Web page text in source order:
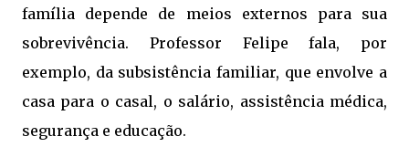
família depende de meios externos para sua
sobrevivência. Professor Felipe fala, por
exemplo, da subsistência familiar, que envolve a
casa para o casal, o salário, assistência médica,
segurança e educação.